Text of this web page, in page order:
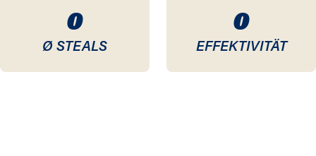
0
Ø STEALS
0
EFFEKTIVITÄT